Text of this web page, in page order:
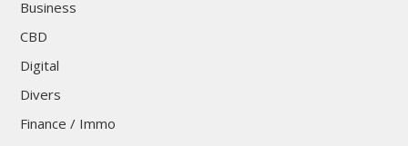
Business
CBD
Digital
Divers
Finance / Immo